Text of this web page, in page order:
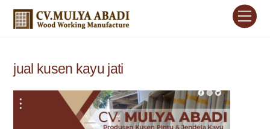
content
jual kusen kayu jati